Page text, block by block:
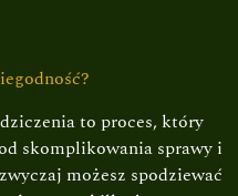
to proces, który
skomplikowania sprawy i
możesz spodziewać